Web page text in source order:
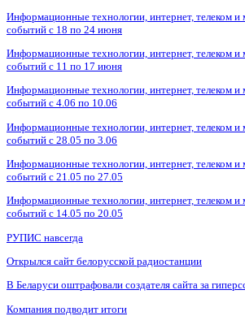
Информационные технологии, интернет, телеком и
событий с 18 по 24 июня
Информационные технологии, интернет, телеком и
событий с 11 по 17 июня
Информационные технологии, интернет, телеком и
событий с 4.06 по 10.06
Информационные технологии, интернет, телеком и
событий с 28.05 по 3.06
Информационные технологии, интернет, телеком и
событий с 21.05 по 27.05
Информационные технологии, интернет, телеком и
событий с 14.05 по 20.05
РУПИС навсегда
Открылся сайт белорусской радиостанции
В Беларуси оштрафовали создателя сайта за
Компания подводит итоги